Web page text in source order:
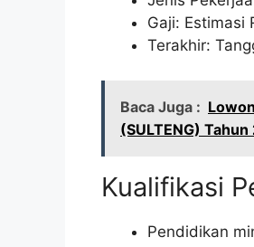
Gaji: Estimasi
Terakhir:
Baca Juga :
(SULTENG)
Kualifikasi
Pendidikan